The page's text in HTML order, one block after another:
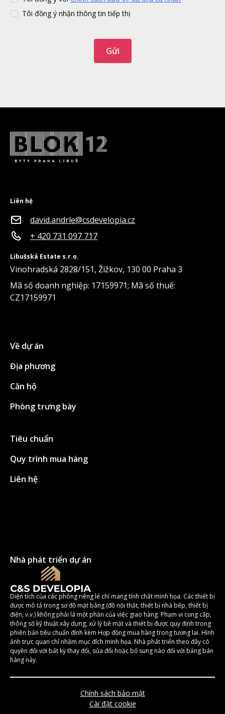
Tôi đồng ý nhận thông tin tiếp thị
Liên hệ
david.andrle@csdevelopia.cz
+ 420 731 097 717
Libušská Estate s.r.o.
Vinohradská 2828/151, Žižkov, 130 00 Praha 3
Mã số doanh nghiệp: 17159971; Mã số thuế:
CZ17159971
Về dự án
Địa phương
Căn hộ
Phòng trưng bày
Tiêu chuẩn
Quy trình mua hàng
Liên hệ
Diện tích của các phòng riêng lẻ chỉ mang tính chất minh họa. Các thiết bị
được mô tả trong sơ đồ mặt bằng (đồ nội thất, thiết bị nhà bếp, thiết bị
điện, v.v.) không phải là một phần của việc giao hàng. Phạm vi cung cấp,
thông số kỹ thuật xây dựng, xử lý bề mặt và thiết bị được quy định trong
phiên bản tiêu chuẩn đính kèm Hợp đồng mua hàng trong tương lai. Hình
ảnh trực quan chỉ nhằm mục đích minh họa. Nhà phát triển theo đây có
quyền đối với bất kỳ thay đổi, sửa đổi hoặc bổ sung nào đối với bảng bán
hàng này.
Nhà phát triển dự án
Chính sách bảo mật
Cài đặt cookie